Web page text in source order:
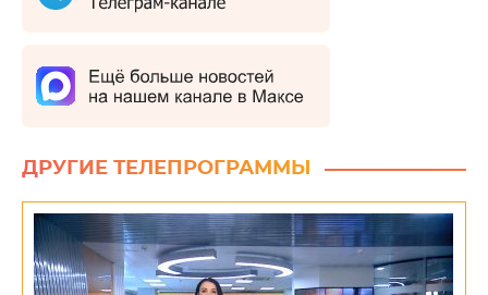
ДРУГИЕ ТЕЛЕПРОГРАММЫ